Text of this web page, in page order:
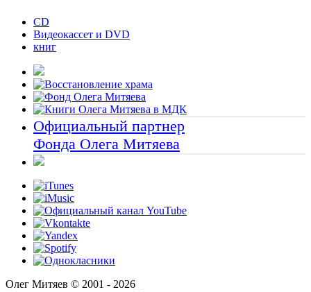
CD
Видеокассет и DVD
книг
Официальный партнер
Фонда Олега Митяева
Олег Митяев © 2001 - 2026